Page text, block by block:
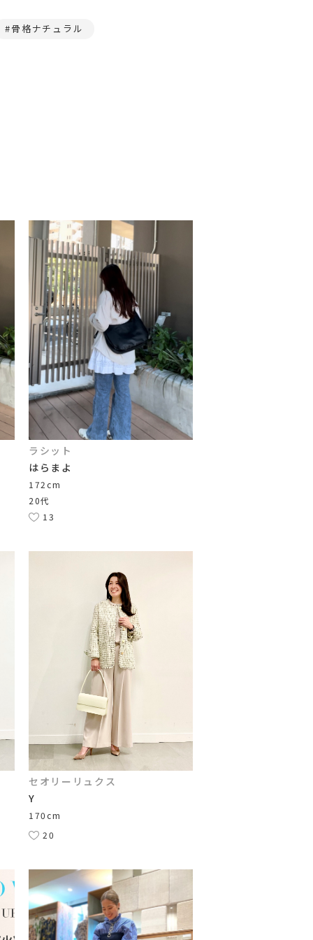
骨格ナチュラル
ラシット
はらまよ
172cm
20代
13
セオリーリュクス
Y
170cm
20